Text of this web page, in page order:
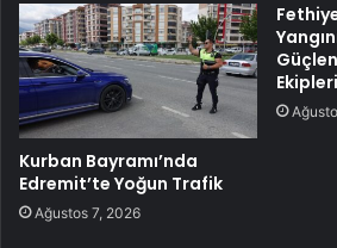
Kurban Bayramı’nda
Edremit’te Yoğun Trafik
Ağustos 7, 2026